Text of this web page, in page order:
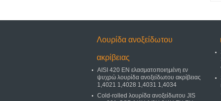
Λουρίδα ανοξείδωτου
ακρίβειας
AISI 420 EN ελασματοποιημένη εν
ψυχρώ λουρίδα ανοξείδωτου ακρίβειας
1,4021 1,4028 1,4031 1,4034
Cold-rolled λουρίδα ανοξείδωτου JIS